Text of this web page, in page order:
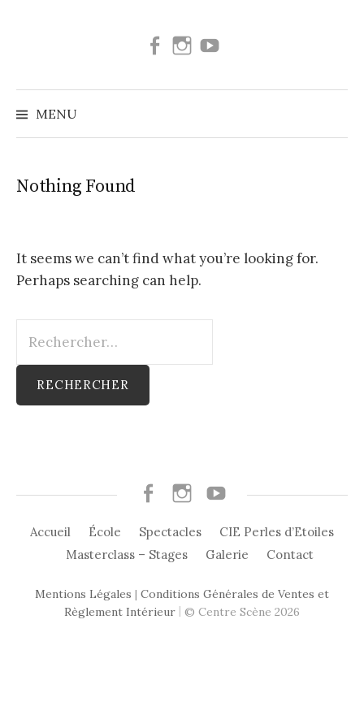
FacebookInstagram
MENU
Nothing Found
It seems we can’t find what you’re looking for.
Perhaps searching can help.
Rechercher :
FacebookInstagramYoutube
Accueil École Spectacles
CIE Perles d’Etoiles
Masterclass – Stages
Galerie Contact
Mentions Légales | Conditions Générales de Ventes et
Règlement Intérieur | © Centre Scène 2026